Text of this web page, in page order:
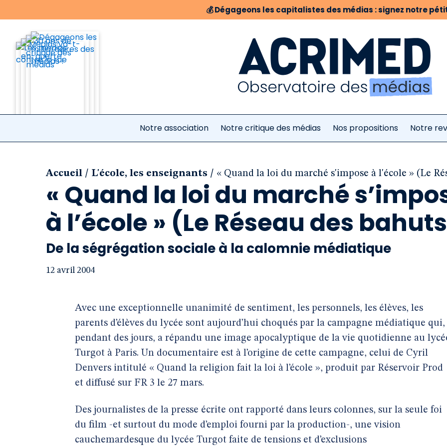
💰Dégageons les capitalistes des médias : signez notre
Notre association Notre critique des médias Nos propositions Notre
Accueil / L'école, les enseignants / « Quand la loi du marché s'impose à l'école » (Le
« Quand la loi du marché
à l’école » (Le Réseau des
De la ségrégation sociale à la calomnie médiatique
12 avril 2004
Avec une exceptionnelle unanimité de sentiment, les personnels, les élèves, les
parents d’élèves du lycée sont aujourd’hui choqués par la campagne médiatique qui,
pendant des jours, a répandu une image apocalyptique de la vie quotidienne au
Turgot à Paris. Un documentaire est à l’origine de cette campagne, celui de Cyril
Denvers intitulé « Quand la religion fait la loi à l’école », produit par Réservoir Prod
et diffusé sur FR 3 le 27 mars.
Des journalistes de la presse écrite ont rapporté dans leurs colonnes, sur la seule foi
du film -et surtout du mode d’emploi fourni par la production-, une vision
cauchemardesque du lycée Turgot faite de tensions et d’exclusions